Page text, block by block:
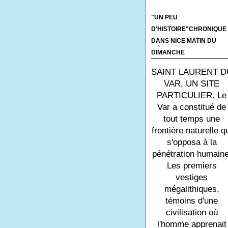
"UN PEU
D'HISTOIRE"CHRONIQUE
DANS NICE MATIN DU
DIMANCHE
SAINT LAURENT
VAR, UN SITE
PARTICULIER. Le
Var a constitué de
tout temps une
frontière naturelle
s'opposa à la
pénétration
Les premiers
vestiges
mégalithiques,
témoins d'une
civilisation où
l'homme apprenait